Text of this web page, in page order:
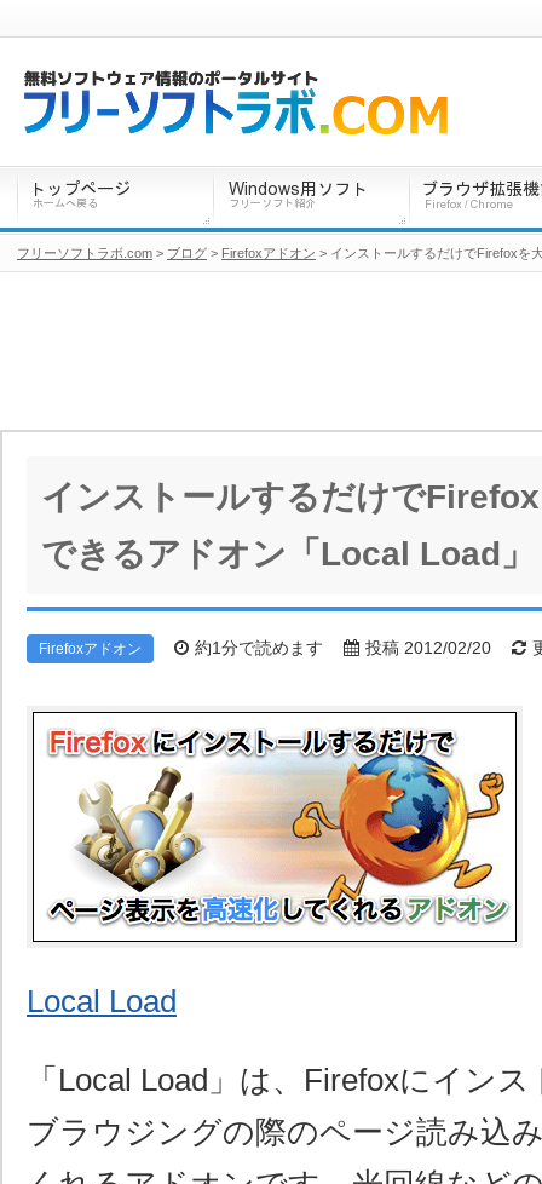
インストールするだけで
できるアドオン「Local Load」
Firefoxアドオン 約1分で読めます 投稿 2012/02/20
Local Load
「Local Load」は、Firefoxにイン
ブラウジングの際のページ読み込
フリーソフトラボ.com > ブログ > Firefoxアドオン > インストールするだけでFirefoxを